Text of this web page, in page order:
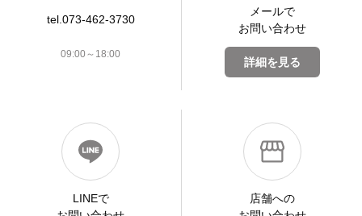
tel.073-462-3730
09:00～18:00
メールで
お問い合わせ
詳細を見る
LINEで
店舗への